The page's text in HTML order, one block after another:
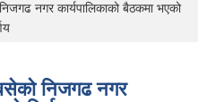
नगर कार्यपालिकाको बैठकमा भएको
निजगढ नगर